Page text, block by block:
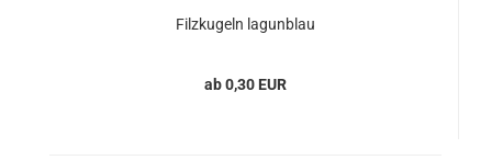
Filzkugeln lagunblau
ab 0,30 EUR